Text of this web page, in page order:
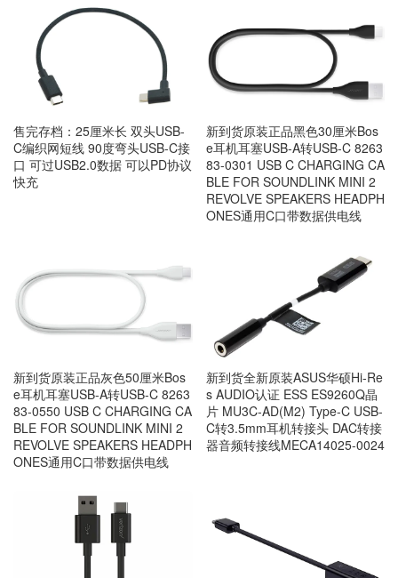
售完存档：25厘米长 双头USB-
C编织网短线 90度弯头USB-C接
口 可过USB2.0数据 可以PD协议
快充
新到货原装正品黑色30厘米Bos
e耳机耳塞USB-A转USB-C 8263
83-0301 USB C CHARGING CA
BLE FOR SOUNDLINK MINI 2
REVOLVE SPEAKERS HEADPH
ONES通用C口带数据供电线
新到货原装正品灰色50厘米Bos
e耳机耳塞USB-A转USB-C 8263
83-0550 USB C CHARGING CA
BLE FOR SOUNDLINK MINI 2
REVOLVE SPEAKERS HEADPH
ONES通用C口带数据供电线
新到货全新原装ASUS华硕Hi-Re
s AUDIO认证 ESS ES9260Q晶
片 MU3C-AD(M2) Type-C USB-
C转3.5mm耳机转接头 DAC转接
器音频转接线MECA14025-0024